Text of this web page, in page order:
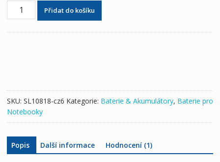
Originální
4U91,6-
87-
N150S-
4291
množství
Přidat do košíku
SKU: SL10818-cz6 Kategorie: Baterie & Akumulátory, Baterie pro
Notebooky
Popis Další informace Hodnocení (1)